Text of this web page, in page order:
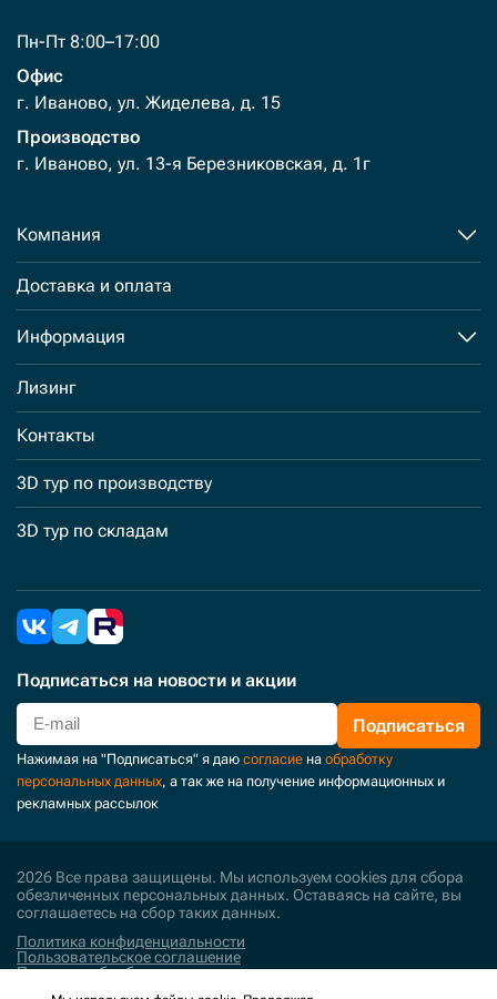
Пн-Пт 8:00–17:00
Офис
г. Иваново, ул. Жиделева, д. 15
Производство
г. Иваново, ул. 13-я Березниковская, д. 1г
Компания
Доставка и оплата
Информация
Лизинг
Контакты
3D тур по производству
3D тур по складам
Подписаться на новости и акции
Подписаться
Нажимая на "Подписаться" я даю согласие на обработку
персональных данных, а так же на получение информационных и
рекламных рассылок
2026 Все права защищены. Мы используем cookies для сбора
обезличенных персональных данных. Оставаясь на сайте, вы
соглашаетесь на сбор таких данных.
Политика конфиденциальности
Пользовательское соглашение
Политика обработки персональных данных